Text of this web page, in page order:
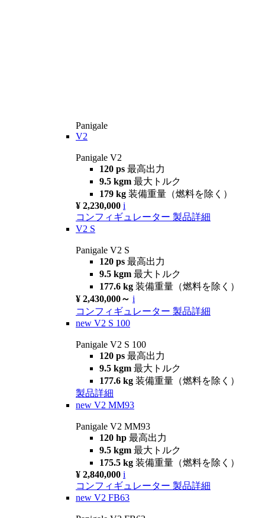
Panigale
V2
Panigale V2
120 ps 最高出力
9.5 kgm 最大トルク
179 kg 装備重量（燃料を除く）
¥ 2,230,000 i
コンフィギュレーター 製品詳細
V2 S
Panigale V2 S
120 ps 最高出力
9.5 kgm 最大トルク
177.6 kg 装備重量（燃料を除く）
¥ 2,430,000～ i
コンフィギュレーター 製品詳細
new V2 S 100
Panigale V2 S 100
120 ps 最高出力
9.5 kgm 最大トルク
177.6 kg 装備重量（燃料を除く）
製品詳細
new V2 MM93
Panigale V2 MM93
120 hp 最高出力
9.5 kgm 最大トルク
175.5 kg 装備重量（燃料を除く）
¥ 2,840,000 i
コンフィギュレーター 製品詳細
new V2 FB63